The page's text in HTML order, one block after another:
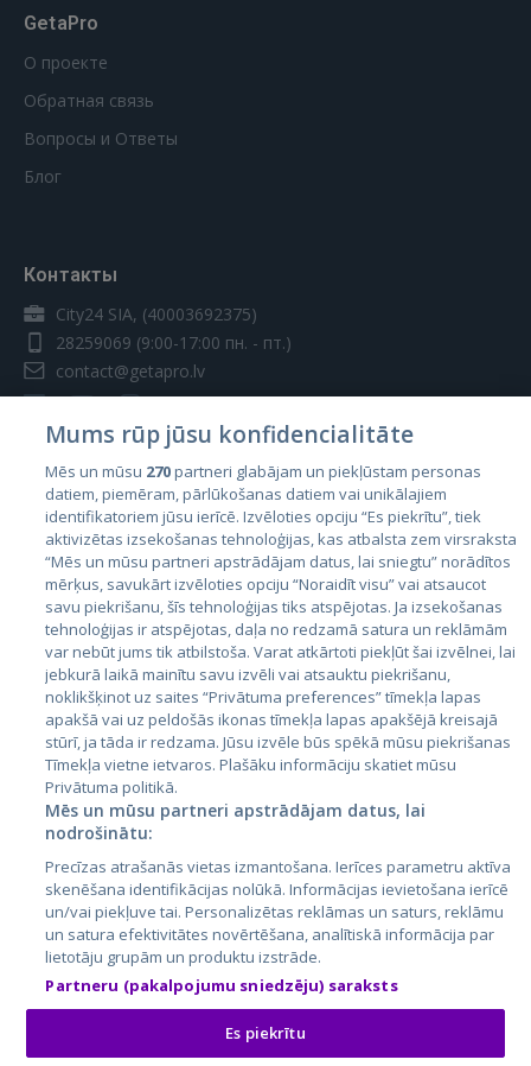
GetaPro
О проекте
Обратная связь
Вопросы и Ответы
Блог
Контакты
City24 SIA, (40003692375)
28259069 (9:00-17:00 пн. - пт.)
contact@getapro.lv
Страны
Эстония
Латвия
Литва
City24.lv
City24.ee
GetaPro.lv
GetaPro.ee
Skelbiu.lt
Autoplius.lt
Aruodas.lt
Kainos.lt
Paslaugos.lt
auto24.ee
KV.ee
Osta.ee
KuldneBörs.ee
Mums rūp jūsu konfidencialitāte
Mēs un mūsu 270partneri glabājam un piekļūstam personas
datiem, piemēram, pārlūkošanas datiem vai unikālajiem
identifikatoriem jūsu ierīcē. Izvēloties opciju “Es piekrītu”, tiek
aktivizētas izsekošanas tehnoloģijas, kas atbalsta zem virsraksta
“Mēs un mūsu partneri apstrādājam datus, lai sniegtu” norādītos
mērķus, savukārt izvēloties opciju “Noraidīt visu” vai atsaucot
savu piekrišanu, šīs tehnoloģijas tiks atspējotas. Ja izsekošanas
tehnoloģijas ir atspējotas, daļa no redzamā satura un reklāmām
var nebūt jums tik atbilstoša. Varat atkārtoti piekļūt šai izvēlnei, lai
jebkurā laikā mainītu savu izvēli vai atsauktu piekrišanu,
noklikšķinot uz saites “Privātuma preferences” tīmekļa lapas
apakšā vai uz peldošās ikonas tīmekļa lapas apakšējā kreisajā
stūrī, ja tāda ir redzama. Jūsu izvēle būs spēkā mūsu piekrišanas
Tīmekļa vietne ietvaros. Plašāku informāciju skatiet mūsu
Privātuma politikā.
Mēs un mūsu partneri apstrādājam datus, lai
nodrošinātu:
Precīzas atrašanās vietas izmantošana. Ierīces parametru aktīva
skenēšana identifikācijas nolūkā. Informācijas ievietošana ierīcē
un/vai piekļuve tai. Personalizētas reklāmas un saturs, reklāmu
un satura efektivitātes novērtēšana, analītiskā informācija par
lietotāju grupām un produktu izstrāde.
Partneru (pakalpojumu sniedzēju) saraksts
Es piekrītu